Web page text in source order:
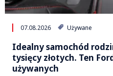
07.08.2026 Używane
Idealny samochód
tysięcy złotych. Ten
używanych